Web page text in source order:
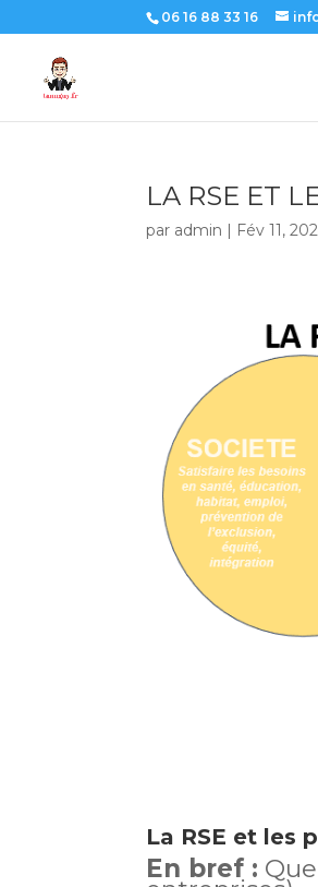
06 16 88 33 16
LA RSE ET
par admin | Fév 11,
La RSE et les
En bref :